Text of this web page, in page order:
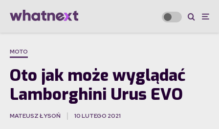
MOTO
Oto jak może wyglądać
Lamborghini Urus EVO
MATEUSZ ŁYSOŃ 10 LUTEGO 2021